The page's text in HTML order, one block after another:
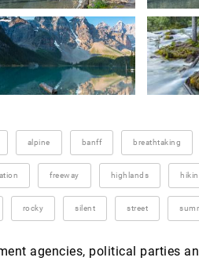
alpine banff breathtaking
freeway highlands
rocky silent street
agencies, political parties